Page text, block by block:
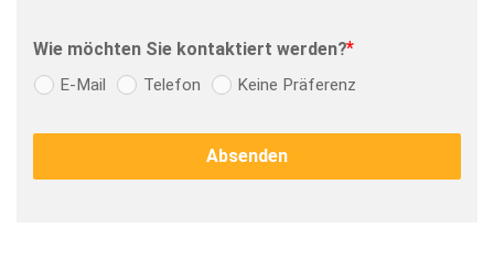
Wie möchten Sie kontaktiert werden?
E-Mail Telefon Keine Präferenz
Absenden